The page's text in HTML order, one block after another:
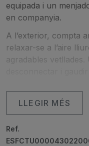
equipada i un
en companyia.
A l’exterior, compta
relaxar-se a l’aire
agradables
LLEGIR MÉS
Ref.